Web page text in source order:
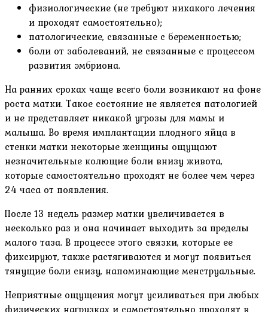
физиологические (не требуют никакого лечения
и проходят самостоятельно);
патологические, связанные с беременностью;
боли от заболеваний, не связанные с процессом
развития эмбриона.
На ранних сроках чаще всего боли возникают на фоне
роста матки. Такое состояние не является патологией
и не представляет никакой угрозы для мамы и
малыша. Во время имплантации плодного яйца в
стенки матки некоторые женщины ощущают
незначительные колющие боли внизу живота,
которые самостоятельно проходят не более чем через
24 часа от появления.
После 13 недель размер матки увеличивается в
несколько раз и она начинает выходить за пределы
малого таза. В процессе этого связки, которые ее
фиксируют, также растягиваются и могут появиться
тянущие боли снизу, напоминающие менструальные.
Неприятные ощущения могут усиливаться при любых